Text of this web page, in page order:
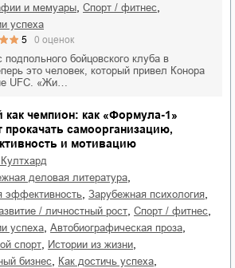
и мемуары, спорт / фитнес,
успеха
5 0 оценок
бойцовского клуба в
это человек, который привел Конора
UFC. «Жи…
как чемпион: как «Формула-1»
прокачать самоорганизацию,
и мотивацию
Култхард
деловая литература,
эффективность, зарубежная психология,
/ личностный рост, спорт / фитнес,
успеха, автобиографическая проза,
спорт, истории из жизни,
бизнес, как достичь успеха,